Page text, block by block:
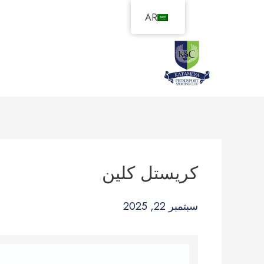
كريستل كلين
سبتمبر 22, 2025
AR